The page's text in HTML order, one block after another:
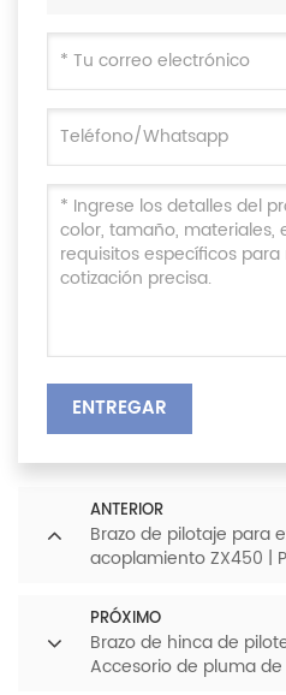
ENTREGAR
ANTERIOR
Brazo de pilotaje para
acoplamiento ZX450 |
PRÓXIMO
Brazo de hinca de
Accesorio de pluma